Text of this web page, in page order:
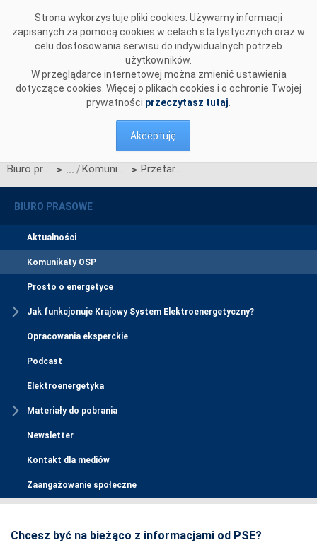
Strona wykorzystuje pliki cookies. Używamy informacji
zapisanych za pomocą cookies w celach statystycznych oraz w
celu dostosowania serwisu do indywidualnych potrzeb
użytkowników.
W przeglądarce internetowej można zmienić ustawienia
dotyczące cookies. Więcej o plikach cookies i o ochronie Twojej
prywatności przeczytasz tutaj
Akceptuję
Biuro prasowe > Komunikaty OSP > Przetarg na europejską platformę IT ogłoszony
BIURO PRASOWE
Aktualności
Komunikaty OSP
Prosto o energetyce
Jak funkcjonuje Krajowy System Elektroenergetyczny?
Opracowania eksperckie
Podcast
Elektroenergetyka
Materiały do pobrania
Newsletter
Kontakt dla mediów
Zaangażowanie społeczne
Chcesz być na bieżąco z informacjami od PSE?